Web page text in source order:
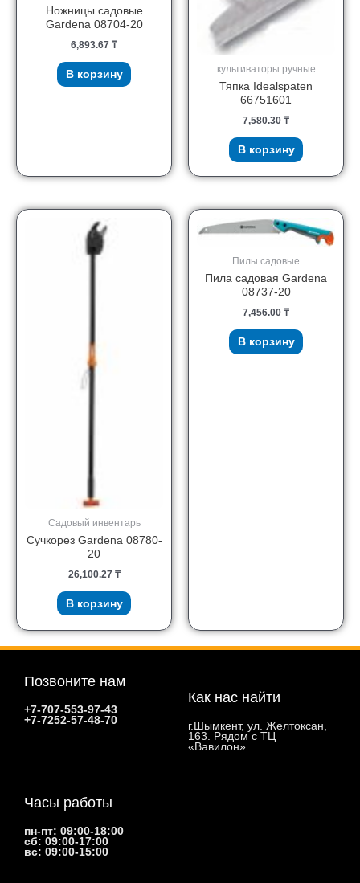
Ножницы садовые
Gardena 08704-20
6,893.67 ₸
В корзину культиваторы ручные
Тяпка Idealspaten
66751601
7,580.30 ₸
В корзину
Садовый инвентарь
Сучкорез Gardena 08780-
20
26,100.27 ₸
В корзину
Пилы садовые
Пила садовая Gardena
08737-20
7,456.00 ₸
В корзину
Позвоните нам
+7-707-553-97-43
+7-7252-57-48-70
Как нас найти
г.Шымкент, ул. Желтоксан,
163. Рядом с ТЦ
«Вавилон»
Часы работы
пн-пт: 09:00-18:00
сб: 09:00-17:00
вс: 09:00-15:00